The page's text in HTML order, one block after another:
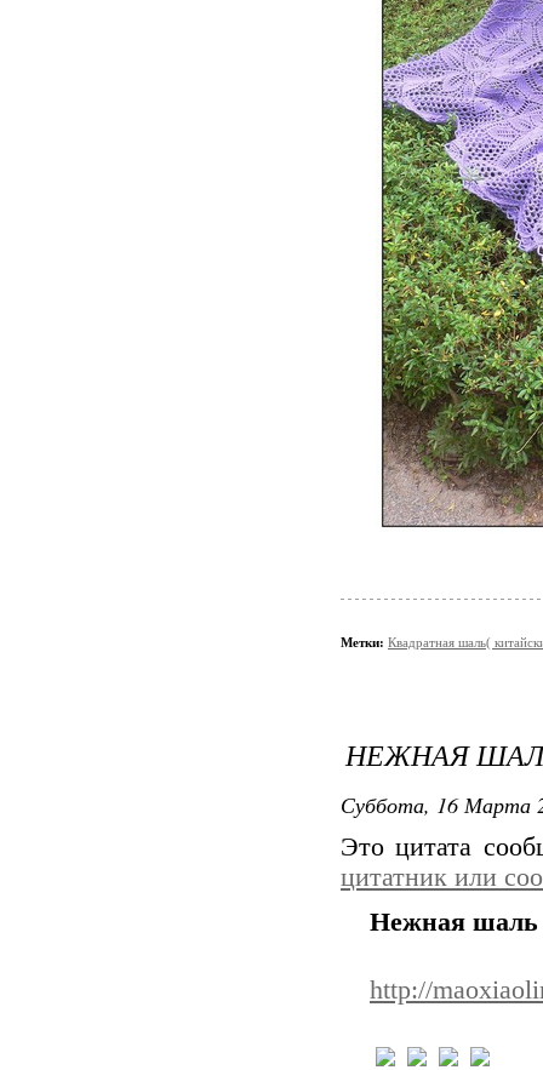
Метки: Квадратная шаль(
НЕЖНАЯ
Суббота, 16 Марта
Это цитата
цитатник или
Нежная
http://